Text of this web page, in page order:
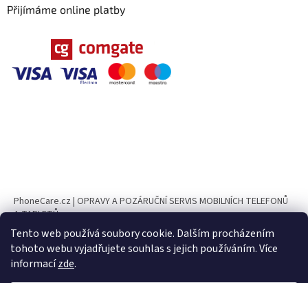
Tento web používá soubory cookie. Dalším procházením
tohoto webu vyjadřujete souhlas s jejich používáním. Více
informacízde.
UPOZORNĚNÍ Ve dnech 10. 8. – 23. 8. 2026 bude naše provozovna z
Přijímáme online platby
PhoneCare.cz | OPRAVY A POZÁRUČNÍ SERVIS MOBILNÍCH TELEFONŮ
A TABLETŮ
PhoneParts.cz